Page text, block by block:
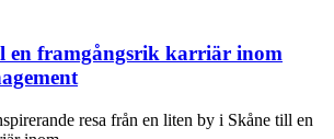
en framgångsrik karriär inom
resa från en liten by i Skåne till en